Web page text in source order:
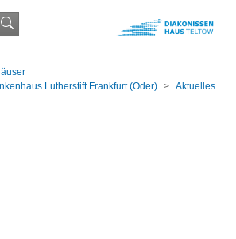
Suchformular
Lutherstift Frankfurt (Oder)
Aktuelles